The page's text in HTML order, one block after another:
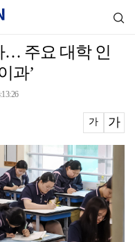
… 주요 대학 인
과’
가 가